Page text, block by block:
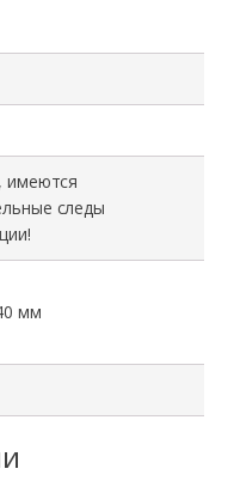
имеются
следы
мм